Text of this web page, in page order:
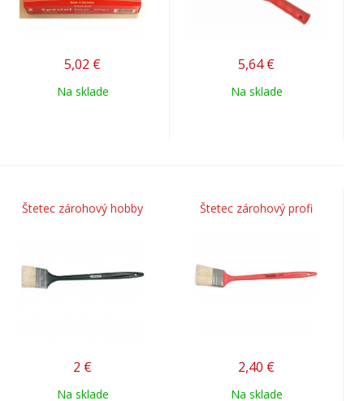
5,02 €
Na sklade
5,64 €
Na sklade
Štetec zárohový hobby
2 €
Na sklade
Štetec zárohový profi
2,40 €
Na sklade